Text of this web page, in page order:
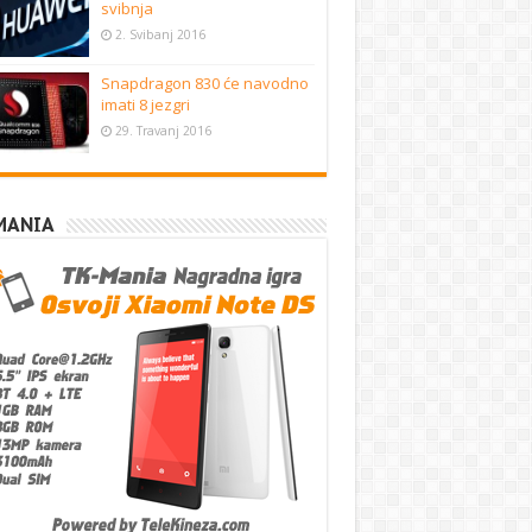
svibnja
2. Svibanj 2016
Snapdragon 830 će navodno
imati 8 jezgri
29. Travanj 2016